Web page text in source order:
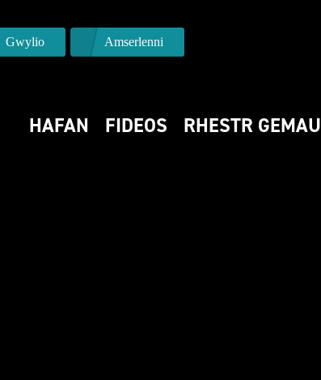
Gwylio Amserlenni
HAFAN FIDEOS RHESTR GEMAU